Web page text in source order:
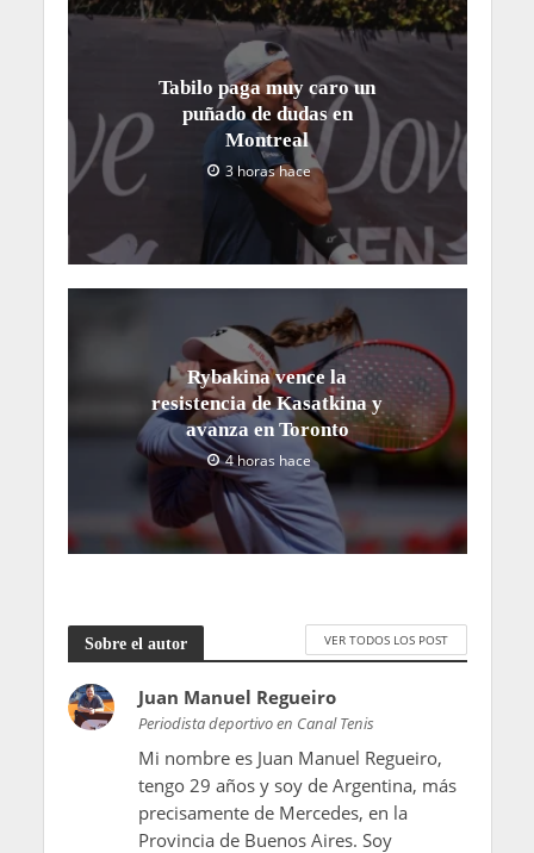
Tabilo paga muy caro un
puñado de dudas en
Montreal
3 horas hace
Rybakina vence la
resistencia de Kasatkina y
avanza en Toronto
4 horas hace
Sobre el autor VER TODOS LOS POST
Juan Manuel Regueiro
Periodista deportivo en Canal Tenis
Mi nombre es Juan Manuel Regueiro,
tengo 29 años y soy de Argentina, más
precisamente de Mercedes, en la
Provincia de Buenos Aires. Soy